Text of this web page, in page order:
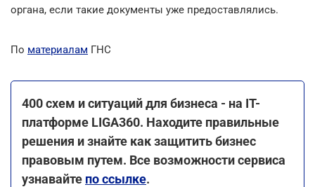
органа, если такие документы уже предоставлялись.
По материалам ГНС
400 схем и ситуаций для бизнеса - на IT-
платформе LIGA360. Находите правильные
решения и знайте как защитить бизнес
правовым путем. Все возможности сервиса
узнавайте по ссылке.